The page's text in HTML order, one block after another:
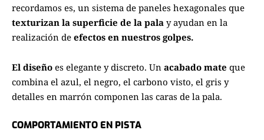
recordamos es, un sistema de paneles hexagonales que
texturizan la superficie de la pala y ayudan en la
realización de efectos en nuestros golpes.
El diseño es elegante y discreto. Un acabado mate que
combina el azul, el negro, el carbono visto, el gris y
detalles en marrón componen las caras de la pala.
COMPORTAMIENTO EN PISTA